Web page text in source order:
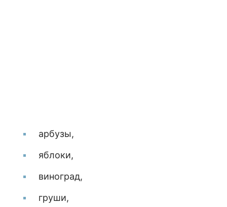
арбузы,
яблоки,
виноград,
груши,